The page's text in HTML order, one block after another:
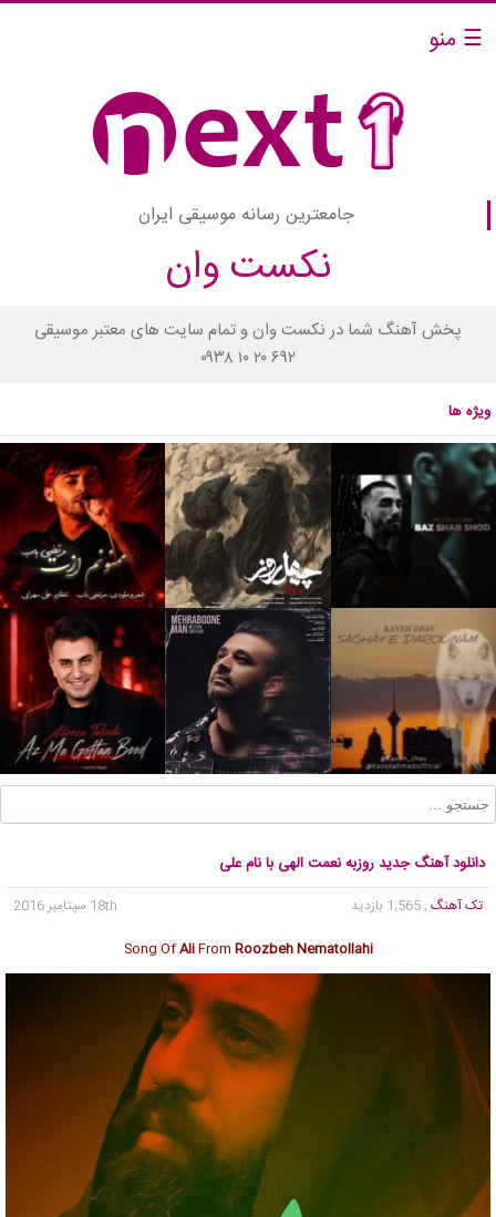
☰ منو
جامعترین رسانه موسیقی ایران
نکست وان
پخش آهنگ شما در نکست وان و تمام سایت های معتبر موسیقی
۰۹۳۸ ۱۰ ۲۰ ۶۹۲
ویژه ها
دانلود آهنگ جدید روزبه نعمت الهی با نام علی
تک آهنگ , 1,565 بازدید
18th سپتامبر 2016
Song OfAliFrom Roozbeh Nematollahi